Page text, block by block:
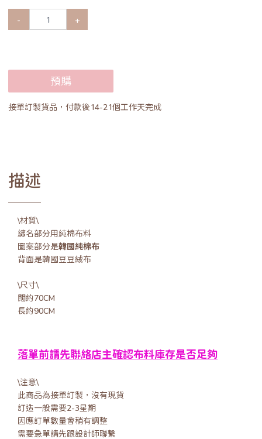
- +
預購
接單訂製貨品，付款後14-21個工作天完成
描述
\材質\
繡名部分用純棉布料
圖案部分是韓國純棉布
背面是韓國豆豆絨布
\尺寸\
闊約70CM
長約90CM
落單前請先聯絡店主確認布料庫存是否足夠
\注意\
此商品為接單訂製，沒有現貨
訂造一般需要2-3星期
因應訂單數量會稍有調整
需要急單請先跟設計師聯繫